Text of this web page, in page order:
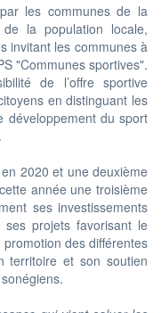
les communes de la
de la population locale,
invitant les communes à
"Communes sportives".
de l’offre sportive
en distinguant les
développement du sport
2020 et une deuxième
année une troisième
ses investissements
projets favorisant le
des différentes
territoire et son soutien